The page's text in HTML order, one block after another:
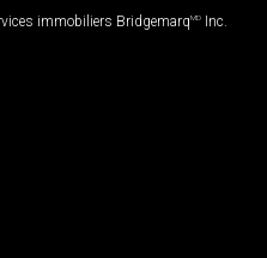
immobiliers BridgemarqMD Inc.